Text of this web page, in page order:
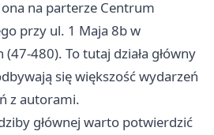
na parterze Centrum
przy ul. 1 Maja 8b w
480). To tutaj działa główny
się większość wydarzeń
z autorami.
głównej warto potwierdzić